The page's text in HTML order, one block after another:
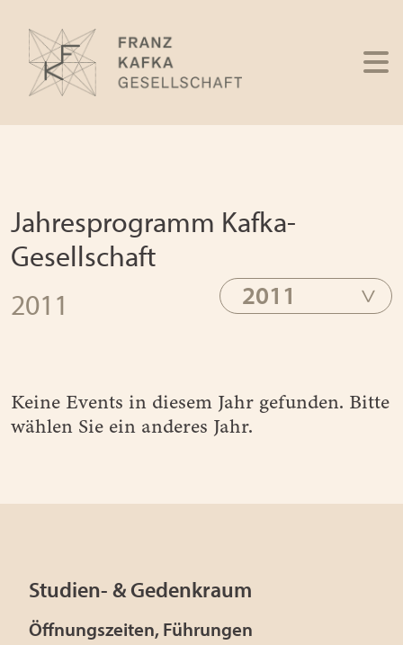
Jahresprogramm Kafka-
Gesellschaft
2011
2011
Keine Events in diesem Jahr gefunden. Bitte
wählen Sie ein anderes Jahr.
Studien- & Gedenkraum
Öffnungszeiten, Führungen